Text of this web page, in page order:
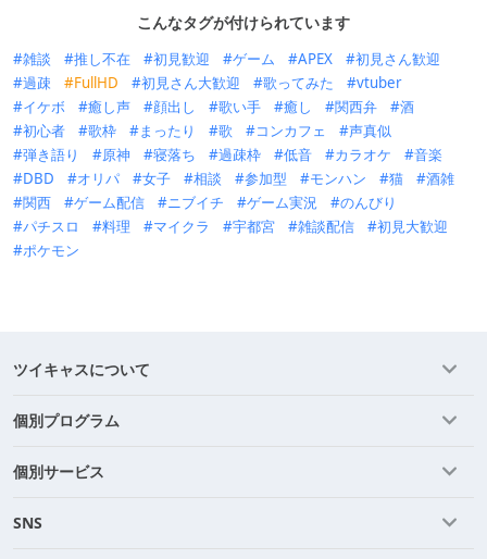
こんなタグが付けられています
雑談 推し不在 初見歓迎 ゲーム APEX
初見さん歓迎
過疎
FullHD 初見さん大歓迎 歌ってみた
vtuber
イケボ
癒し声 顔出し 歌い手 癒し 関西弁
酒
初心者
歌枠 まったり 歌 コンカフェ
声真似
弾き語り
原神 寝落ち 過疎枠 低音 カラオケ
音楽
DBD
オリパ 女子 相談 参加型 モンハン 猫
酒雑
関西
ゲーム配信 ニブイチ ゲーム実況
のんびり
パチスロ
料理 マイクラ 宇都宮 雑談配信
初見大歓迎
ポケモン
ツイキャスについて
個別プログラム
個別サービス
SNS